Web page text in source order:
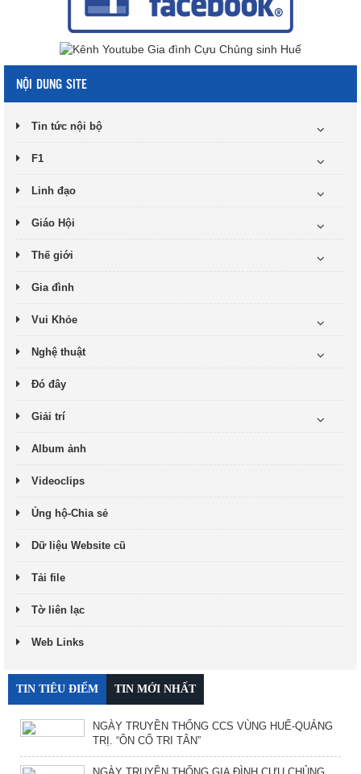
NỘI DUNG SITE
Tin tức nội bộ
F1
Linh đạo
Giáo Hội
Thế giới
Gia đình
Vui Khỏe
Nghệ thuật
Đó đây
Giải trí
Album ảnh
Videoclips
Ủng hộ-Chia sẻ
Dữ liệu Website cũ
Tải file
Tờ liên lạc
Web Links
TIN TIÊU ĐIỂM TIN MỚI NHẤT
NGÀY TRUYỀN THỐNG CCS VÙNG HUẾ-QUẢNG
TRỊ. “ÔN CỐ TRI TÂN”